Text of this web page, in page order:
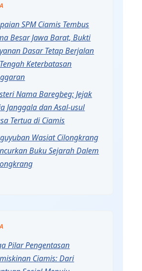
SPM Ciamis Tembus
Besar Jawa Barat, Bukti
Dasar Tetap Berjalan
Keterbatasan
Nama Baregbeg: Jejak
Janggala dan Asal-usul
Tertua di Ciamis
Wasiat Cilongkrang
Buku Sejarah Dalem
Pilar Pengentasan
Ciamis: Dari